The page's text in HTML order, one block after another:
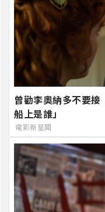
曾勸李奧納多不要
船上是誰」
電影新星聞